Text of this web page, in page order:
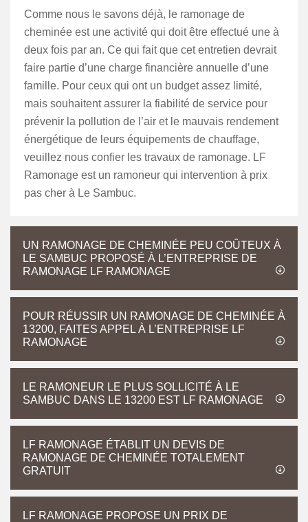
Comme nous le savons déjà, le ramonage de
cheminée est une activité qui doit être effectué une à
deux fois par an. Ce qui fait que cet entretien devrait
faire partie d’une charge financière annuelle d’une
famille. Pour ceux qui ont un budget assez limité,
mais souhaitent assurer la fiabilité de service pour
prévenir la pollution de l’air et le mauvais rendement
énergétique de leurs équipements de chauffage,
veuillez nous confier les travaux de ramonage. LF
Ramonage est un ramoneur qui intervention à prix
pas cher à Le Sambuc.
UN RAMONAGE DE CHEMINÉE PEU COÛTEUX À
LE SAMBUC PROPOSÉ À L’ENTREPRISE DE
RAMONAGE LF RAMONAGE
POUR RÉUSSIR UN RAMONAGE DE CHEMINÉE À
13200, FAITES APPEL À L’ENTREPRISE LF
RAMONAGE
LE RAMONEUR LE PLUS SOLLICITÉ À LE
SAMBUC DANS LE 13200 EST LF RAMONAGE
LF RAMONAGE ÉTABLIT UN DEVIS DE
RAMONAGE DE CHEMINÉE TOTALEMENT
GRATUIT
LF RAMONAGE PROPOSE UN PRIX DE